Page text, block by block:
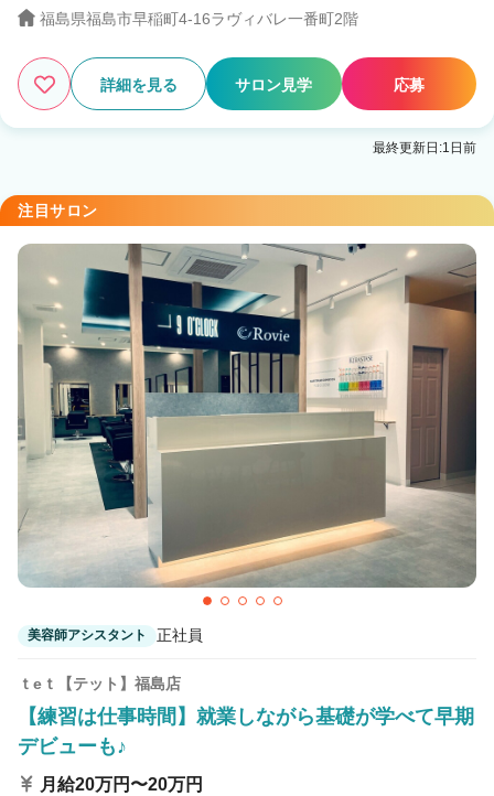
福島県福島市早稲町4-16ラヴィバレ一番町2階
詳細を見る サロン見学 応募
最終更新日:1日前
注目サロン
美容師アシスタント 正社員
ｔeｔ【テット】福島店
【練習は仕事時間】就業しながら基礎が学べて早期
デビューも♪
月給20万円〜20万円